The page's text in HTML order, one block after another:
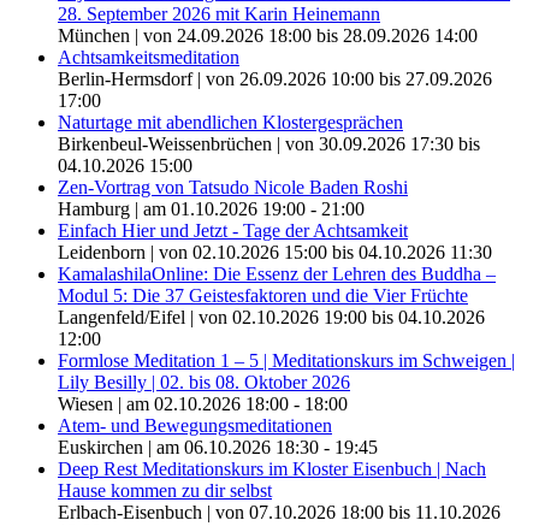
28. September 2026 mit Karin Heinemann
München | von 24.09.2026 18:00 bis 28.09.2026 14:00
Achtsamkeitsmeditation
Berlin-Hermsdorf | von 26.09.2026 10:00 bis 27.09.2026
17:00
Naturtage mit abendlichen Klostergesprächen
Birkenbeul-Weissenbrüchen | von 30.09.2026 17:30 bis
04.10.2026 15:00
Zen-Vortrag von Tatsudo Nicole Baden Roshi
Hamburg | am 01.10.2026 19:00 - 21:00
Einfach Hier und Jetzt - Tage der Achtsamkeit
Leidenborn | von 02.10.2026 15:00 bis 04.10.2026 11:30
KamalashilaOnline: Die Essenz der Lehren des Buddha –
Modul 5: Die 37 Geistesfaktoren und die Vier Früchte
Langenfeld/Eifel | von 02.10.2026 19:00 bis 04.10.2026
12:00
Formlose Meditation 1 – 5 | Meditationskurs im Schweigen |
Lily Besilly | 02. bis 08. Oktober 2026
Wiesen | am 02.10.2026 18:00 - 18:00
Atem- und Bewegungsmeditationen
Euskirchen | am 06.10.2026 18:30 - 19:45
Deep Rest Meditationskurs im Kloster Eisenbuch | Nach
Hause kommen zu dir selbst
Erlbach-Eisenbuch | von 07.10.2026 18:00 bis 11.10.2026